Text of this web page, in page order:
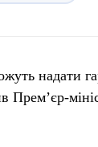
надати
Прем’єр-